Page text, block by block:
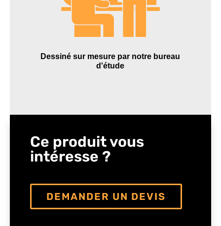
Dessiné sur mesure par notre bureau
d'étude
Ce produit vous
intéresse ?
DEMANDER UN DEVIS